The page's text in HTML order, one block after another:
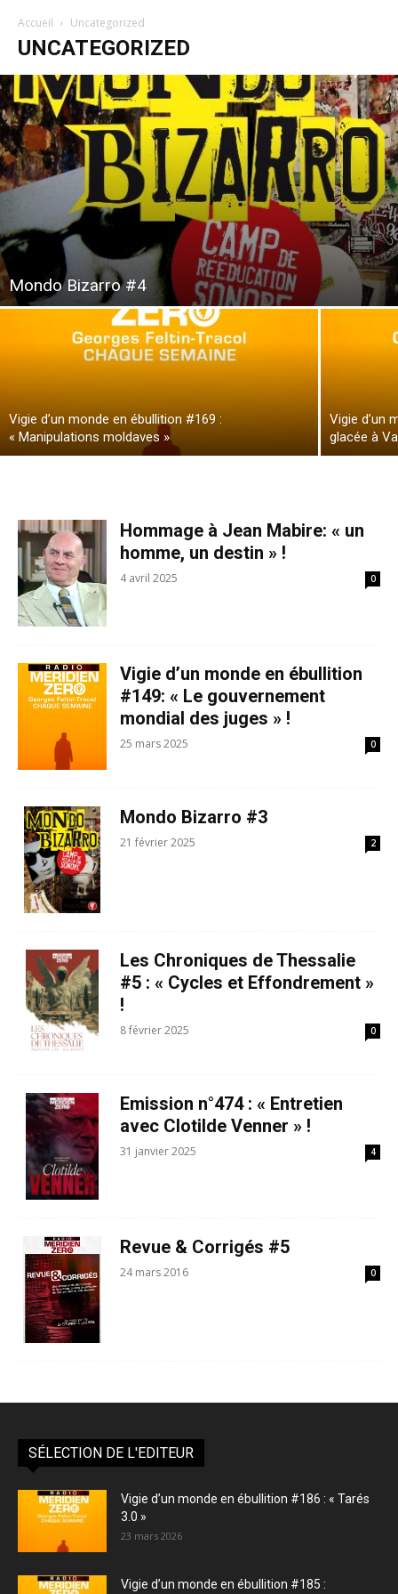
Accueil Uncategorized
UNCATEGORIZED
Mondo Bizarro #4
Vigie d’un monde en ébullition #169 :
« Manipulations moldaves »
Vigie d’un
glacée à
Hommage à Jean Mabire: « un
homme, un destin » !
4 avril 2025 0
Vigie d’un monde en ébullition
#149: « Le gouvernement
mondial des juges » !
25 mars 2025 0
Mondo Bizarro #3
21 février 2025 2
Les Chroniques de Thessalie
#5 : « Cycles et Effondrement »
!
8 février 2025 0
Emission n°474 : « Entretien
avec Clotilde Venner » !
31 janvier 2025 4
Revue & Corrigés #5
24 mars 2016 0
SÉLECTION DE L'EDITEUR
Vigie d’un monde en ébullition #186 : « Tarés
3.0 »
23 mars 2026
Vigie d’un monde en ébullition #185 :